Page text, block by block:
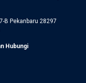
B Pekanbaru 28297
Hubungi